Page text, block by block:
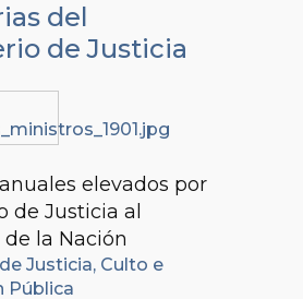
del
de Justicia
elevados por
de Justicia al
la Nación
Justicia, Culto e
Pública